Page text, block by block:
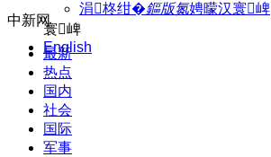
涓柊绀�鏂版氮娉曚汉寰崥
寰崥
English
中新网
最新
热点
国内
社会
国际
军事